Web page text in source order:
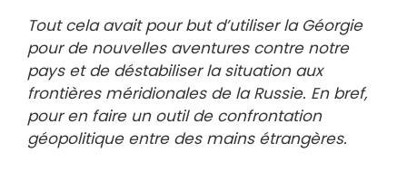
Tout cela avait pour but d’utiliser la Géorgie
pour de nouvelles aventures contre notre
pays et de déstabiliser la situation aux
frontières méridionales de la Russie. En bref,
pour en faire un outil de confrontation
géopolitique entre des mains étrangères.